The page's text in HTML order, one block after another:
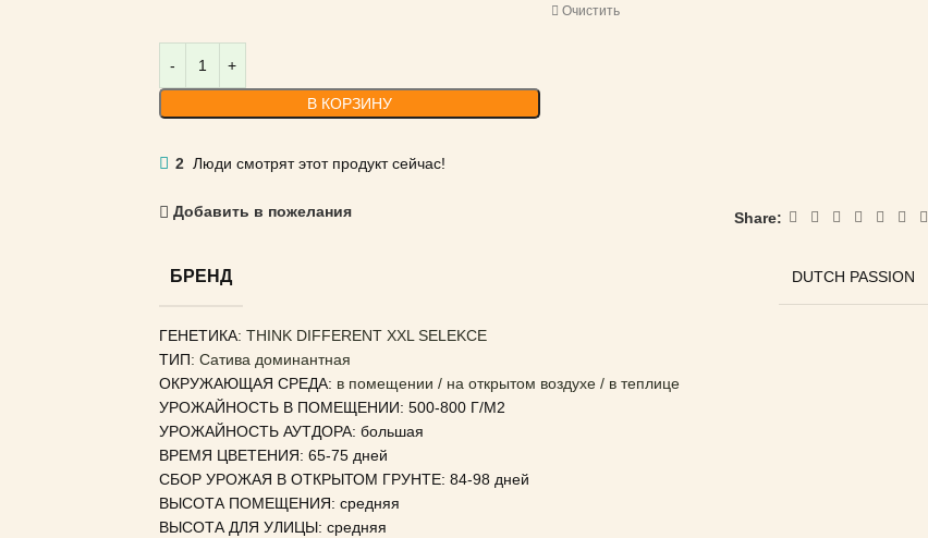
Очистить
В КОРЗИНУ
2 Люди смотрят этот продукт сейчас!
Добавить в пожелания Share:
БРЕНД DUTCH PASSION
ГЕНЕТИКА: THINK DIFFERENT XXL SELEKCE
ТИП: Сатива доминантная
ОКРУЖАЮЩАЯ СРЕДА: в помещении / на открытом воздухе / в теплице
УРОЖАЙНОСТЬ В ПОМЕЩЕНИИ: 500-800 Г/М2
УРОЖАЙНОСТЬ АУТДОРА: большая
ВРЕМЯ ЦВЕТЕНИЯ: 65-75 дней
СБОР УРОЖАЯ В ОТКРЫТОМ ГРУНТЕ: 84-98 дней
ВЫСОТА ПОМЕЩЕНИЯ: средняя
ВЫСОТА ДЛЯ УЛИЦЫ: средняя